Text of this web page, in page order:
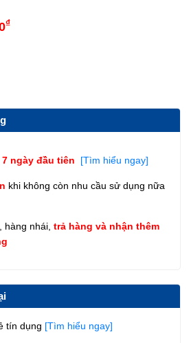
₫
7 ngày đầu tiên [Tìm hiểu ngay]
khi không còn nhu cầu sử dụng nữa
hàng nhái, trả hàng và nhận thêm
tín dụng [Tìm hiểu ngay]